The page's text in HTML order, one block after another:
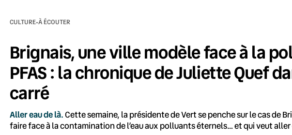
CULTURE·À ÉCOUTER
Brignais, une ville modèle face à la
PFAS : la chronique de Juliette Quef
carré
Aller eau de là.Cette semaine, la présidente de Vert se penche sur le cas de
faire face à la contamination de l’eau aux polluants éternels… et qui veut